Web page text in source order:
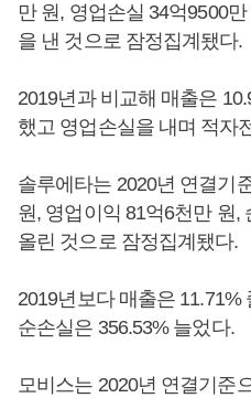
만 원, 영업손실 34억9500
을 낸 것으로 잠정집계됐다.
2019년과 비교해 매출은
했고 영업손실을 내며 적자
솔루에타는 2020년 연결기
원, 영업이익 81억6천만 원,
올린 것으로 잠정집계됐다.
2019년보다 매출은 11.71%
순손실은 356.53% 늘었다.
모비스는 2020년 연결기준